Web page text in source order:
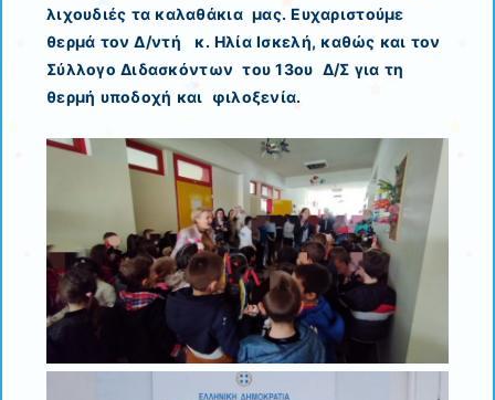
λιχουδιές τα καλαθάκια μας. Ευχαριστούμε
θερμά τον Δ/ντή κ. Ηλία Ισκελή, καθώς και τον
Σύλλογο Διδασκόντων του 13ου Δ/Σ για τη
θερμή υποδοχή και φιλοξενία.